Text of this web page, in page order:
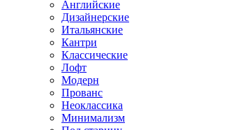
Английские
Дизайнерские
Итальянские
Кантри
Классические
Лофт
Модерн
Прованс
Неоклассика
Минимализм